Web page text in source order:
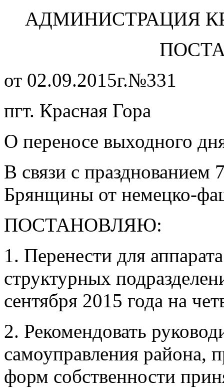
АДМИНИСТРАЦИЯ
от 02.09.2015г.№331
пгт. Красная Гора
О переносе выходного
В связи с
Брянщины от немецко-
ПОСТАНОВЛЯЮ:
1. Перенести для
структурных
сентября 2015 года на
2. Рекомендовать
самоуправления района,
форм собственности